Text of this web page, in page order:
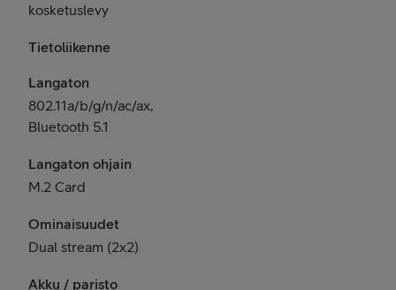
kosketuslevy
Tietoliikenne
Langaton
802.11a/b/g/n/ac/ax,
Bluetooth 5.1
Langaton ohjain
M.2 Card
Ominaisuudet
Dual stream (2x2)
Akku / paristo